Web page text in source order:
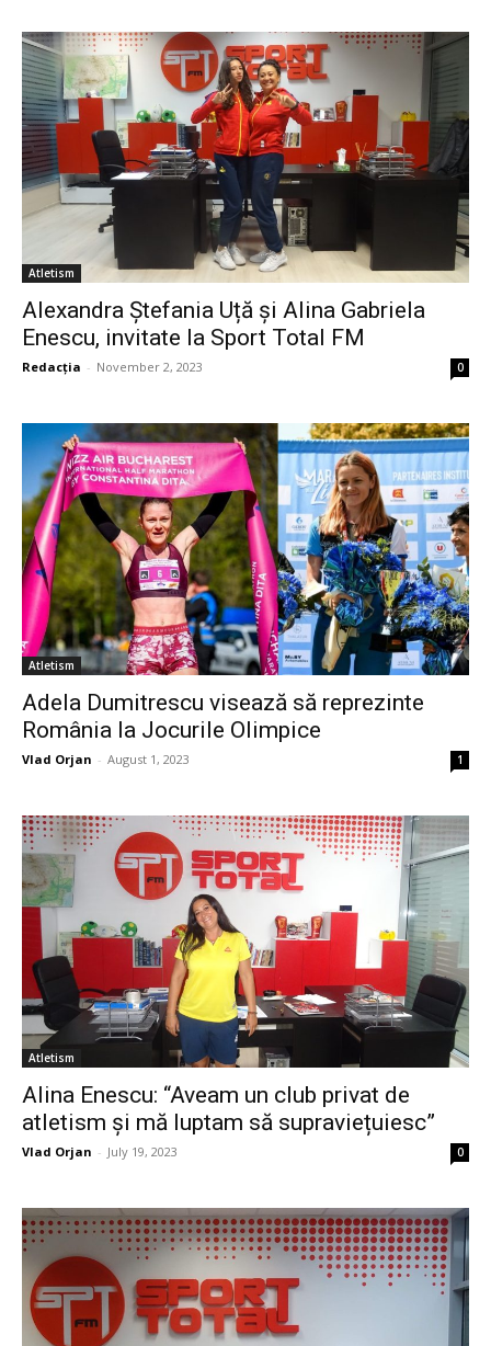
Atletism
Alexandra Ștefania Uță și Alina Gabriela
Enescu, invitate la Sport Total FM
Redacția - November 2, 2023 0
Atletism
Adela Dumitrescu visează să reprezinte
România la Jocurile Olimpice
Vlad Orjan - August 1, 2023 1
Atletism
Alina Enescu: “Aveam un club privat de
atletism și mă luptam să supraviețuiesc”
Vlad Orjan - July 19, 2023 0